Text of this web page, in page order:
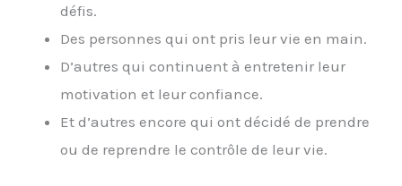
défis.
Des personnes qui ont pris leur vie en main.
D’autres qui continuent à entretenir leur
motivation et leur confiance.
Et d’autres encore qui ont décidé de prendre
ou de reprendre le contrôle de leur vie.